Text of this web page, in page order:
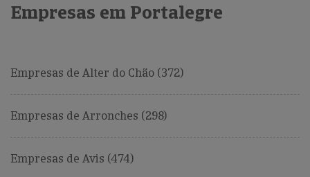
Empresas em Portalegre
Empresas de Alter do Chão (372)
Empresas de Arronches (298)
Empresas de Avis (474)